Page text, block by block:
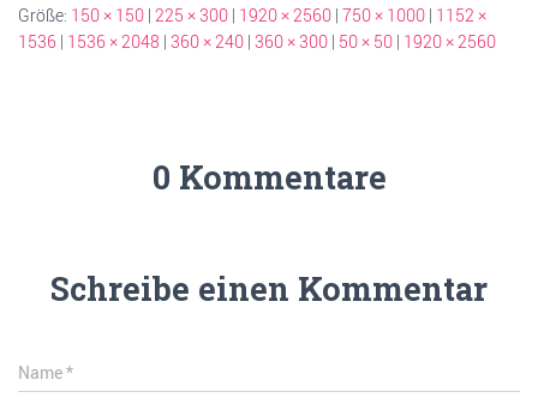
Größe: 150 × 150 | 225 × 300 | 1920 × 2560 | 750 × 1000 | 1152 ×
1536 | 1536 × 2048 | 360 × 240 | 360 × 300 | 50 × 50 | 1920 × 2560
0 Kommentare
Schreibe einen Kommentar
Name*